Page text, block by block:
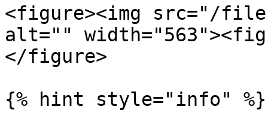
<figure><img src="/files/
alt=""
</figure>
{% hint style="info" %}